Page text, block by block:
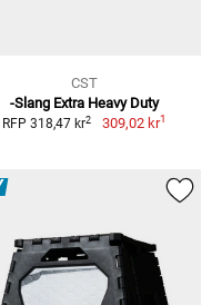
CST
-Slang Extra Heavy Duty
RFP 318,47 kr2 309,02 kr1